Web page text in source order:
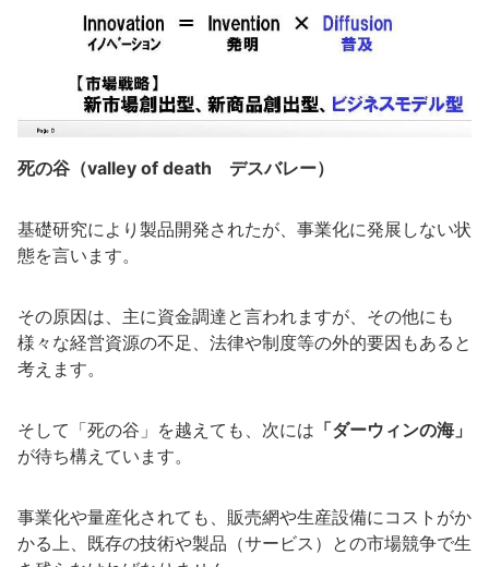
死の谷（valley of death デスバレー）
基礎研究により製品開発されたが、事業化に発展しない状
態を言います。
その原因は、主に資金調達と言われますが、その他にも
様々な経営資源の不足、法律や制度等の外的要因もあると
考えます。
そして「死の谷」を越えても、次には 「ダーウィンの海」
が待ち構えています。
事業化や量産化されても、販売網や生産設備にコストがか
かる上、既存の技術や製品（サービス）との市場競争で生